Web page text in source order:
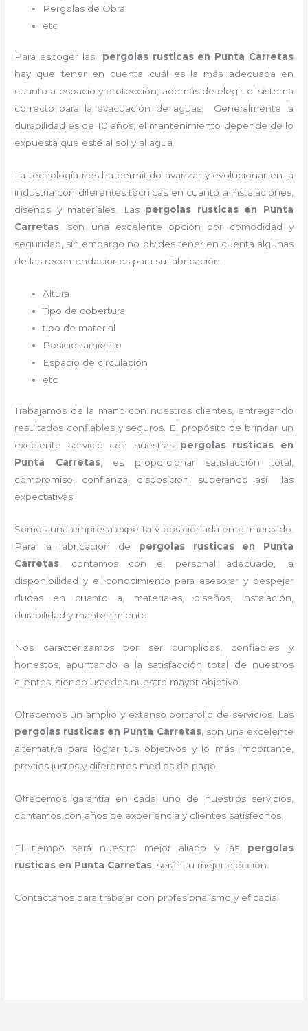
Pergolas de Obra
etc
Para escoger las pergolas rusticas en Punta Carretas
hay que tener en cuenta cuál es la más adecuada en
cuanto a espacio y protección, además de elegir el sistema
correcto para la evacuación de aguas. Generalmente la
durabilidad es de 10 años; el mantenimiento depende de lo
expuesta que esté al sol y al agua.
La tecnología nos ha permitido avanzar y evolucionar en la
industria con diferentes técnicas en cuanto a instalaciones,
diseños y materiales. Las pergolas rusticas en Punta
Carretas , son una excelente opción por comodidad y
seguridad, sin embargo no olvides tener en cuenta algunas
de las recomendaciones para su fabricación:
Altura
Tipo de cobertura
tipo de material
Posicionamiento
Espacio de circulación
etc
Trabajamos de la mano con nuestros clientes, entregando
resultados confiables y seguros. El propósito de brindar un
excelente servicio con nuestras pergolas rusticas en
Punta Carretas, es proporcionar satisfacción total,
compromiso, confianza, disposición, superando así las
expectativas.
Somos una empresa experta y posicionada en el mercado.
Para la fabricación de pergolas rusticas en Punta
Carretas, contamos con el personal adecuado, la
disponibilidad y el conocimiento para asesorar y despejar
dudas en cuanto a, materiales, diseños, instalación,
durabilidad y mantenimiento.
Nos caracterizamos por ser cumplidos, confiables y
honestos, apuntando a la satisfacción total de nuestros
clientes, siendo ustedes nuestro mayor objetivo.
Ofrecemos un amplio y extenso portafolio de servicios. Las
pergolas rusticas en Punta Carretas, son una excelente
alternativa para lograr tus objetivos y lo más importante,
precios justos y diferentes medios de pago.
Ofrecemos garantía en cada uno de nuestros servicios,
contamos con años de experiencia y clientes satisfechos.
El tiempo será nuestro mejor aliado y las pergolas
rusticas en Punta Carretas , serán tu mejor elección.
Contáctanos para trabajar con profesionalismo y eficacia.